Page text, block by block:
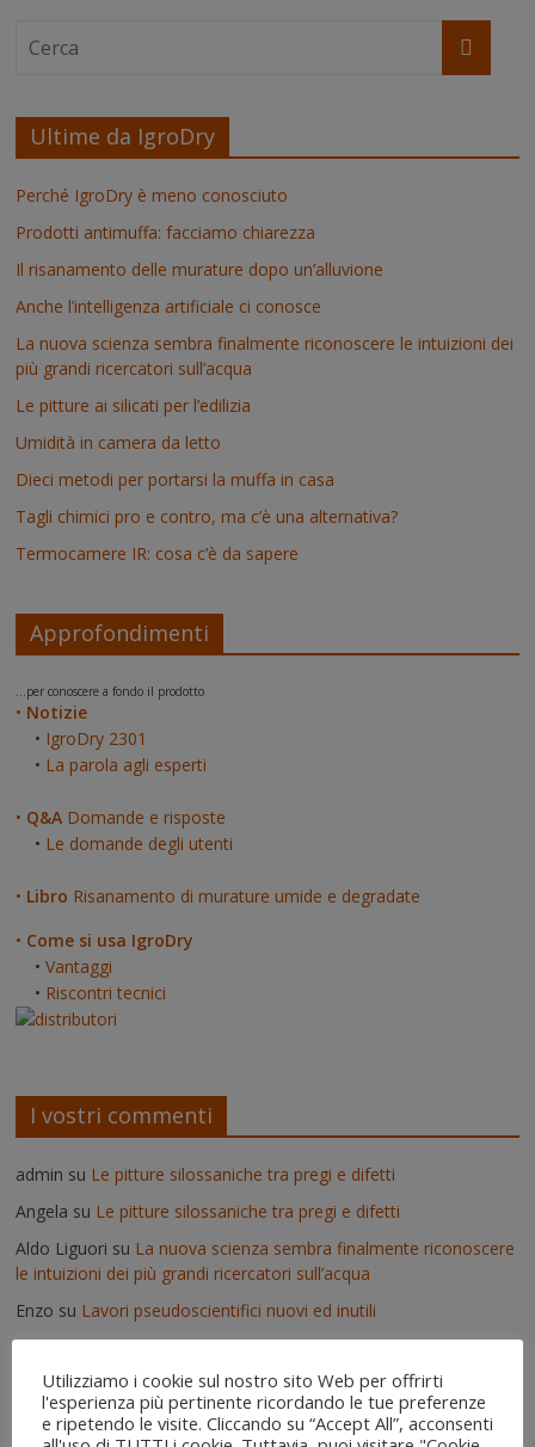
Ultime da IgroDry
Perché IgroDry è meno conosciuto
Prodotti antimuffa: facciamo chiarezza
Il risanamento delle murature dopo un’alluvione
Anche l’intelligenza artificiale ci conosce
La nuova scienza sembra finalmente riconoscere le intuizioni dei
più grandi ricercatori sull’acqua
Le pitture ai silicati per l’edilizia
Umidità in camera da letto
Dieci metodi per portarsi la muffa in casa
Tagli chimici pro e contro, ma c’è una alternativa?
Termocamere IR: cosa c’è da sapere
Approfondimenti
...per conoscere a fondo il prodotto
• Notizie
• IgroDry 2301
• La parola agli esperti
• Q&A Domande e risposte
• Le domande degli utenti
• Libro Risanamento di murature umide e degradate
• Come si usa IgroDry
•Vantaggi
• Riscontri tecnici
I vostri commenti
admin su Le pitture silossaniche tra pregi e difetti
Angela su Le pitture silossaniche tra pregi e difetti
Aldo Liguori su La nuova scienza sembra finalmente riconoscere
le intuizioni dei più grandi ricercatori sull’acqua
Enzo su Lavori pseudoscientifici nuovi ed inutili
adminsuDeumidificatori: perché non vanno usati nei muri umidi
VittoriosuDeumidificatori: perché non vanno usati nei muri
umidi
Utilizziamo i cookie sul nostro sito Web per offrirti
l'esperienza più pertinente ricordando le tue preferenze
e ripetendo le visite. Cliccando su “Accept All”, acconsenti